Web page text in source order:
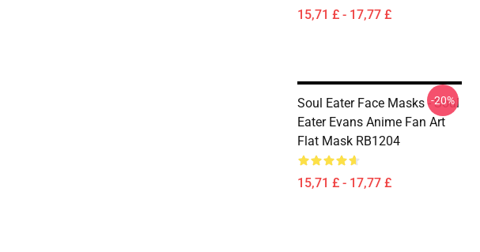
15,71 £ - 17,77 £
Soul Eater Face Masks - Soul
Eater Evans Anime Fan Art
Flat Mask RB1204
15,71 £ - 17,77 £
-20%